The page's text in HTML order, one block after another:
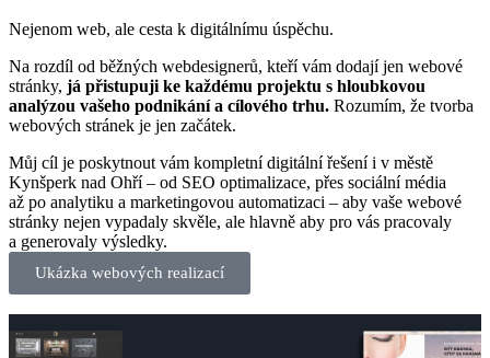
Nejenom web, ale cesta k digitálnímu úspěchu.
Na rozdíl od běžných webdesignerů, kteří vám dodají jen webové
stránky, já přistupuji ke každému projektu s hloubkovou
analýzou vašeho podnikání a cílového trhu. Rozumím, že tvorba
webových stránek je jen začátek.
Můj cíl je poskytnout vám kompletní digitální řešení i v městě
Kynšperk nad Ohří – od SEO optimalizace, přes sociální média
až po analytiku a marketingovou automatizaci – aby vaše webové
stránky nejen vypadaly skvěle, ale hlavně aby pro vás pracovaly
a generovaly výsledky.
Ukázka webových realizací